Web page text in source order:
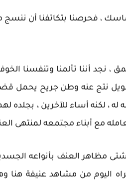
، فحرصنا بتكاتفنا أن
، نجد أننا تألمنا وتنفسنا
نتج عنه وطن جريح يحمل
، لكنه أساء للآخرين ، بجلده
مع أبناء مجتمعه لمنتهى
مظاهر العنف بأنواعه
اليوم من مشاهد عنيفة